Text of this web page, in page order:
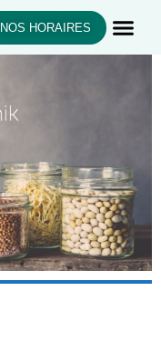
NOS HORAIRES